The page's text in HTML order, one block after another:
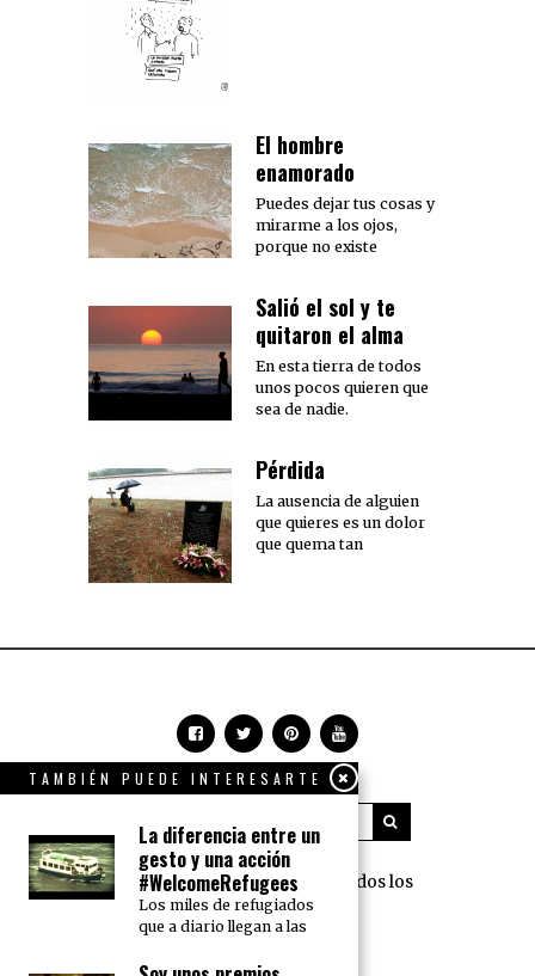
El hombre
enamorado
Puedes dejar tus cosas y
mirarme a los ojos,
porque no existe
Salió el sol y te
quitaron el alma
En esta tierra de todos
unos pocos quieren que
sea de nadie.
Pérdida
La ausencia de alguien
que quieres es un dolor
que quema tan
360 Grados Press © 2018 Todos los
derechos reservados.
TAMBIÉN PUEDE INTERESARTE
La diferencia entre un
gesto y una acción
#WelcomeRefugees
Los miles de refugiados
que a diario llegan a las